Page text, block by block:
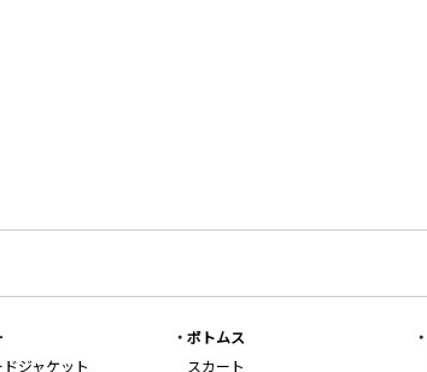
ジャケット
ボトムス
スカート